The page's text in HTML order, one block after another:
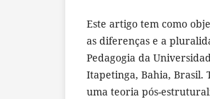
Este artigo tem como
as diferenças e a
Pedagogia da
Itapetinga, Bahia, Brasil.
uma teoria pós-